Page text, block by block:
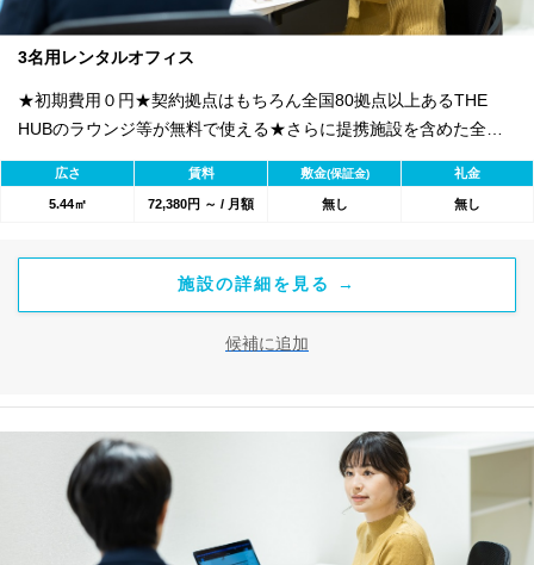
3名用レンタルオフィス
★初期費用０円★契約拠点はもちろん全国80拠点以上あるTHE
HUBのラウンジ等が無料で使える★さらに提携施設を含めた全
1800のワークスペースが利用可能★
広さ 賃料 敷金(保証金) 礼金
5.44㎡ 72,380円 ～ / 月額 無し 無し
施設の詳細を見る →
候補に追加